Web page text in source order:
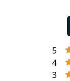
5
4
3